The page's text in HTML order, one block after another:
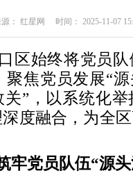
： 红星网 时间： 2025-11-07
区始终将党员
焦党员发展“
关”，以系统化
度融合，为全
牢党员队伍“源